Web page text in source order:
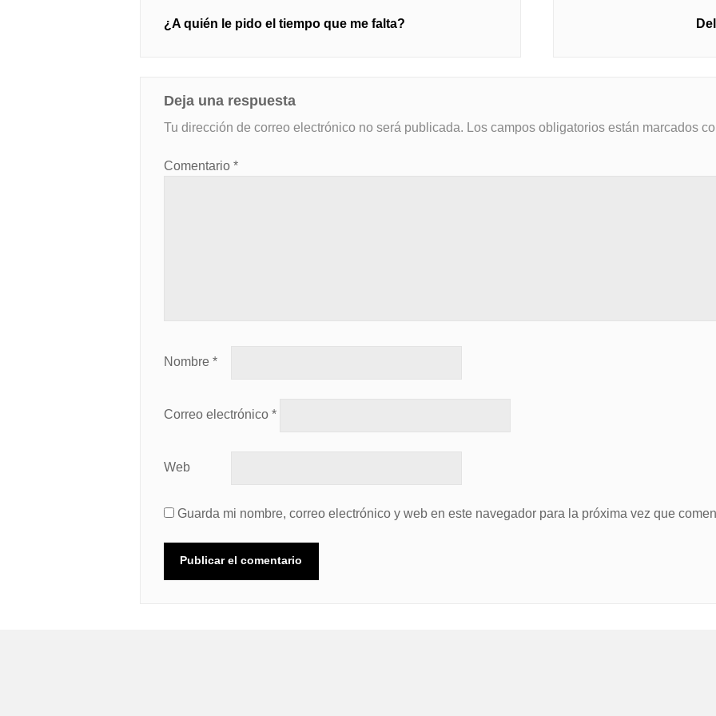
¿A quién le pido el tiempo que me falta?
Deja una respuesta
Tu dirección de correo electrónico no será publicada. Los campos obligatorios están marcados
Comentario *
Nombre *
Correo electrónico *
Web
Guarda mi nombre, correo electrónico y web en este navegador para la próxima vez que